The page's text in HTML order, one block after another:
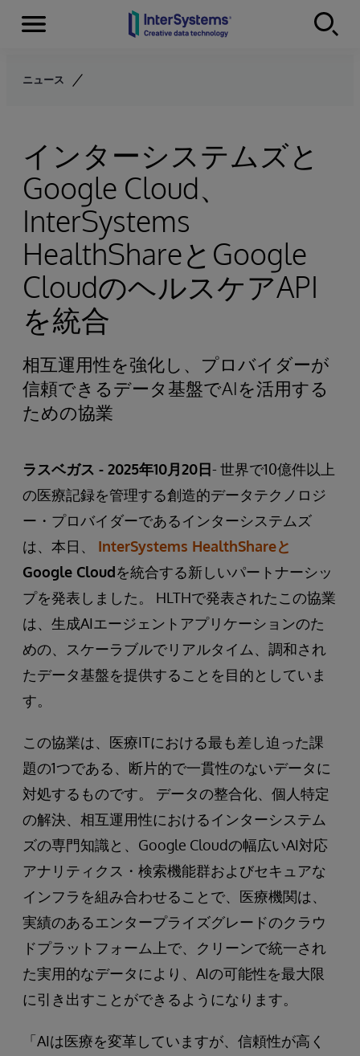
Skip to content
Menu
ニュース
インターシステムズと
Google Cloud、
InterSystems
HealthShareとGoogle
CloudのヘルスケアAPI
を統合
相互運用性を強化し、プロバイダーが
信頼できるデータ基盤でAIを活用する
ための協業
ラスベガス - 2025年10月20日- 世界で10億件以上
の医療記録を管理する創造的データテクノロジ
ー・プロバイダーであるインターシステムズ
は、本日、 InterSystems HealthShareと
Google Cloudを統合する新しいパートナーシッ
プを発表しました。 HLTHで発表されたこの協業
は、生成AIエージェントアプリケーションのた
めの、スケーラブルでリアルタイム、調和され
たデータ基盤を提供することを目的としていま
す。
この協業は、医療ITにおける最も差し迫った課
題の1つである、断片的で一貫性のないデータに
対処するものです。 データの整合化、個人特定
の解決、相互運用性におけるインターシステム
ズの専門知識と、Google Cloudの幅広いAI対応
アナリティクス・検索機能群およびセキュアな
インフラを組み合わせることで、医療機関は、
実績のあるエンタープライズグレードのクラウ
ドプラットフォーム上で、クリーンで統一され
た実用的なデータにより、AIの可能性を最大限
に引き出すことができるようになります。
「AIは医療を変革していますが、信頼性が高く